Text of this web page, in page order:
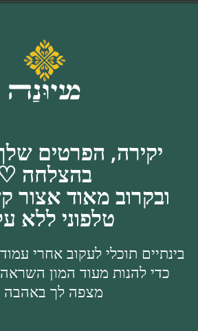
יקירה, הפרטים
בהצלחה ♡
ובקרוב מאוד אצור
טלפוני ללא
בינתיים תוכלי לעקוב אחרי
כדי להנות מעוד המון השראה
מצפה לך באהבה